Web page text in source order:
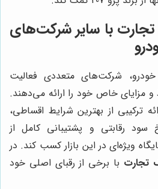
با سایر شرکت‌های
شرکت‌های متعددی فعالیت
مزایای خاص خود را ارائه می‌دهند.
ترکیبی از بهترین شرایط اقساطی،
سود رقابتی و پشتیبانی کامل از
ویژه‌ای در این بازار کسب کند. در
تجارت با برخی از رقبای اصلی خود